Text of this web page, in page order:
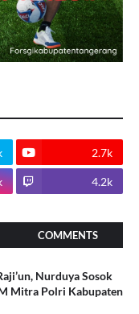
2.7k
4.2k
COMMENTS
Nurduya Sosok
Mitra Polri Kabupaten